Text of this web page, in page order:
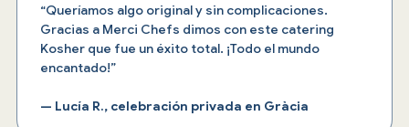
“Queríamos algo original y sin complicaciones.
Gracias a Merci Chefs dimos con este catering
Kosher que fue un éxito total. ¡Todo el mundo
encantado!”
— Lucía R., celebración privada en Gràcia